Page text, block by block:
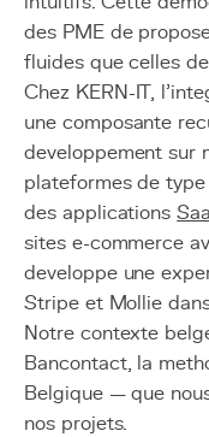
des PME de
fluides que celles
Chez KERN-IT,
une composante
developpement sur
plateformes de type
des applications
sites e-commerce
developpe une
Stripe et Mollie
Notre contexte
Bancontact, la
Belgique — que
nos projets.